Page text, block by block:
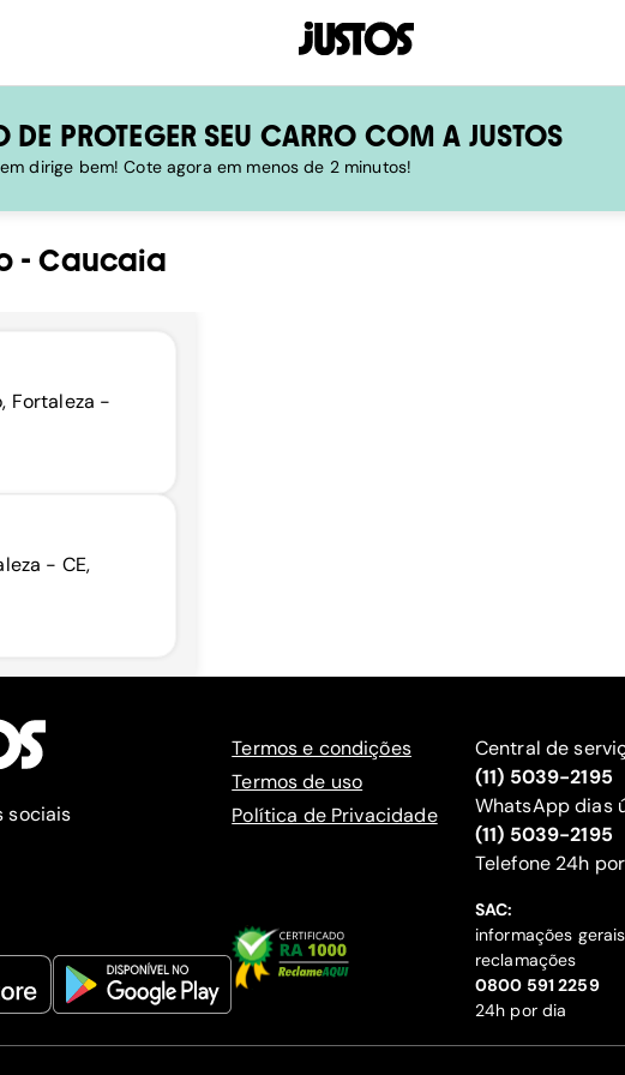
DE PROTEGER SEU CARRO COM A JUSTOS
dirige bem! Cote agora em menos de 2 minutos!
-Caucaia
Fortaleza -
- CE,
sociais
Termos e condições
Termos de uso
Política de Privacidade
Central de
(11) 5039-2195
WhatsApp dias
(11) 5039-2195
‍Telefone 24h
SAC:
informações
reclamações
‍0800 591 2259
24h por dia